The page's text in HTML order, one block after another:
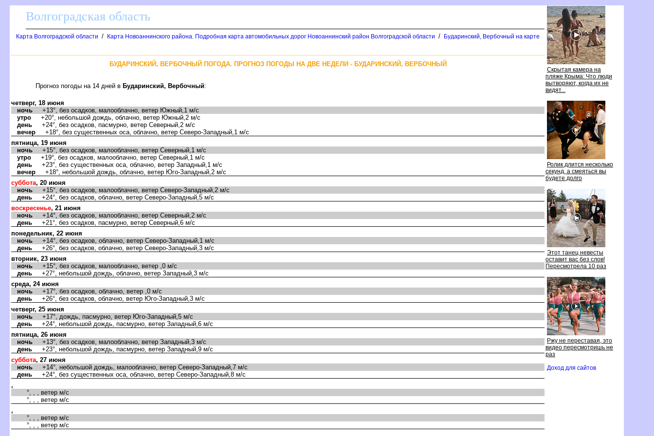
Скрытая камера на
пляже Крыма: Что люди
ытворяют, когда их не
идят...
Ролик длится несколько
секунд, а смеяться вы
удете долго
Этот танец невесты
оставит вас без слов!
Пересмотрела 10 раз
Ржу не переставая, это
идео пересмотришь не
раз
Доход для сайто
олгоградская область
Карта Волгоградской области / Карта Новоаннинского района. Подробная карта автомобильных дорог Новоаннинский район Волгоградской области / Бударинский, Вербочный на карте
БУДАРИНСКИЙ, ВЕРБОЧНЫЙ ПОГОДА. ПРОГНОЗ ПОГОДЫ НА ДВЕ НЕДЕЛИ - БУДАРИНСКИЙ, ВЕРБОЧНЫЙ
Прогноз погоды на 14 дней Бударинский, Вербочный:
четверг, 18 июня
ночь +13°, без осадков, малооблачно, ветер Южный,1 м/с
утро +20°, небольшой дождь, облачно, ветер Южный,2 м/с
день +24°, без осадков, пасмурно, ветер Северный,2 м/с
ечер +18°, без существенных оса, облачно, ветер Северо-Западный,1 м/с
пятница, 19 июня
ночь +15°, без осадков, малооблачно, ветер Северный,1 м/с
утро +19°, без осадков, малооблачно, ветер Северный,1 м/с
день +23°, без существенных оса, облачно, ветер Западный,1 м/с
ечер +18°, небольшой дождь, облачно, ветер Юго-Западный,2 м/с
суббота, 20 июня
ночь +15°, без осадков, малооблачно, ветер Северо-Западный,2 м/с
день +24°, без осадков, облачно, ветер Северо-Западный,5 м/с
оскресенье, 21 июня
ночь +14°, без осадков, малооблачно, ветер Северный,2 м/с
день +21°, без осадков, пасмурно, ветер Северный,6 м/с
понедельник, 22 июня
ночь +14°, без осадков, облачно, ветер Северо-Западный,1 м/с
день +26°, без осадков, облачно, ветер Северо-Западный,3 м/с
торник, 23 июня
ночь +15°, без осадков, малооблачно, ветер ,0 м/с
день +27°, небольшой дождь, облачно, ветер Западный,3 м/с
среда, 24 июня
ночь +17°, без осадков, облачно, ветер ,0 м/с
день +26°, без осадков, облачно, ветер Юго-Западный,3 м/с
четверг, 25 июня
ночь +17°, дождь, пасмурно, ветер Юго-Западный,5 м/с
день +24°, небольшой дождь, пасмурно, ветер Западный,6 м/с
пятница, 26 июня
ночь +13°, без осадков, малооблачно, ветер Западный,3 м/с
день +23°, небольшой дождь, пасмурно, ветер Западный,9 м/с
суббота, 27 июня
ночь +14°, небольшой дождь, малооблачно, ветер Северо-Западный,7 м/с
день +24°, без существенных оса, облачно, ветер Северо-Западный,8 м/с
,
°, , , ветер м/с
°, , , ветер м/с
,
°, , , ветер м/с
°, , , ветер м/с